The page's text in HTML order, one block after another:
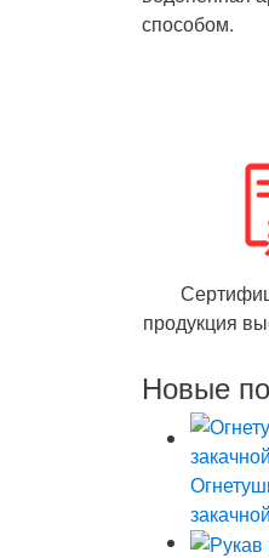
способом.
продукция
Новые
закачной